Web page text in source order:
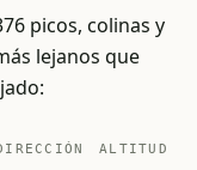
picos, colinas y
lejanos que
ALTITUD